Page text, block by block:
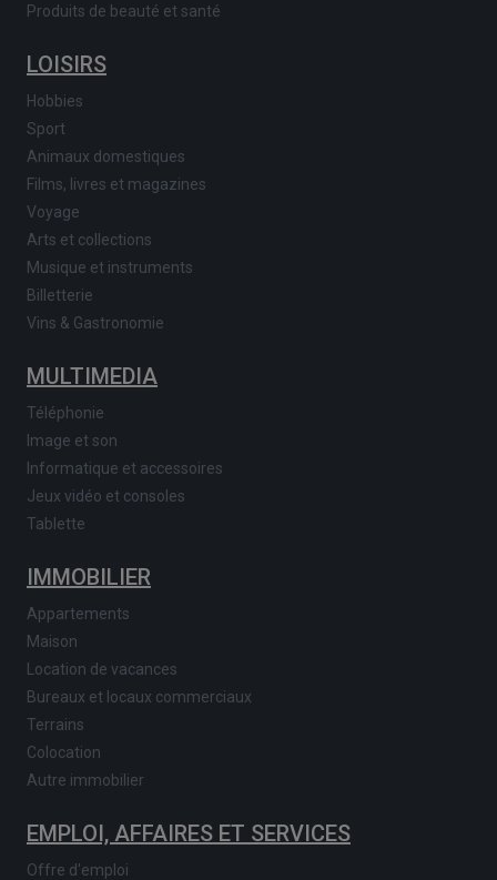
Produits de beauté et santé
LOISIRS
Hobbies
Sport
Animaux domestiques
Films, livres et magazines
Voyage
Arts et collections
Musique et instruments
Billetterie
Vins & Gastronomie
MULTIMEDIA
Téléphonie
Image et son
Informatique et accessoires
Jeux vidéo et consoles
Tablette
IMMOBILIER
Appartements
Maison
Location de vacances
Bureaux et locaux commerciaux
Terrains
Colocation
Autre immobilier
EMPLOI, AFFAIRES ET SERVICES
Offre d'emploi